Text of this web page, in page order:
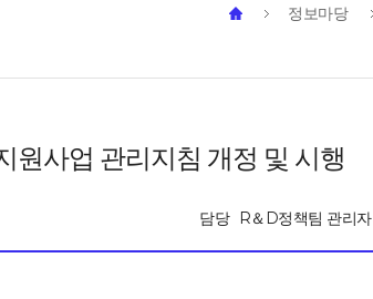
정보마당
원사업 관리지침 개정 및 시행
담당 R＆D정책팀 관리자